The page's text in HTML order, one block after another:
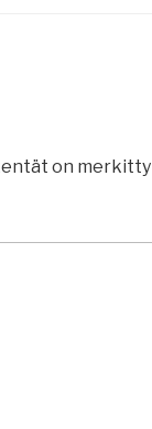
on merkitty